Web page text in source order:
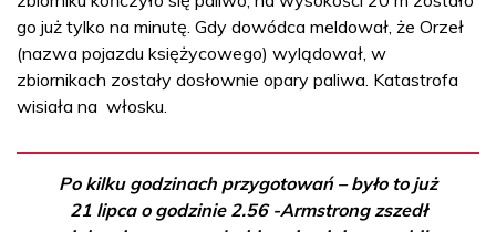
go już tylko na minutę. Gdy dowódca meldował, że Orzeł
(nazwa pojazdu księżycowego) wylądował, w
zbiornikach zostały dosłownie opary paliwa. Katastrofa
wisiała na włosku.
Po kilku godzinach przygotowań – było to już
21 lipca o godzinie 2.56 -Armstrong zszedł